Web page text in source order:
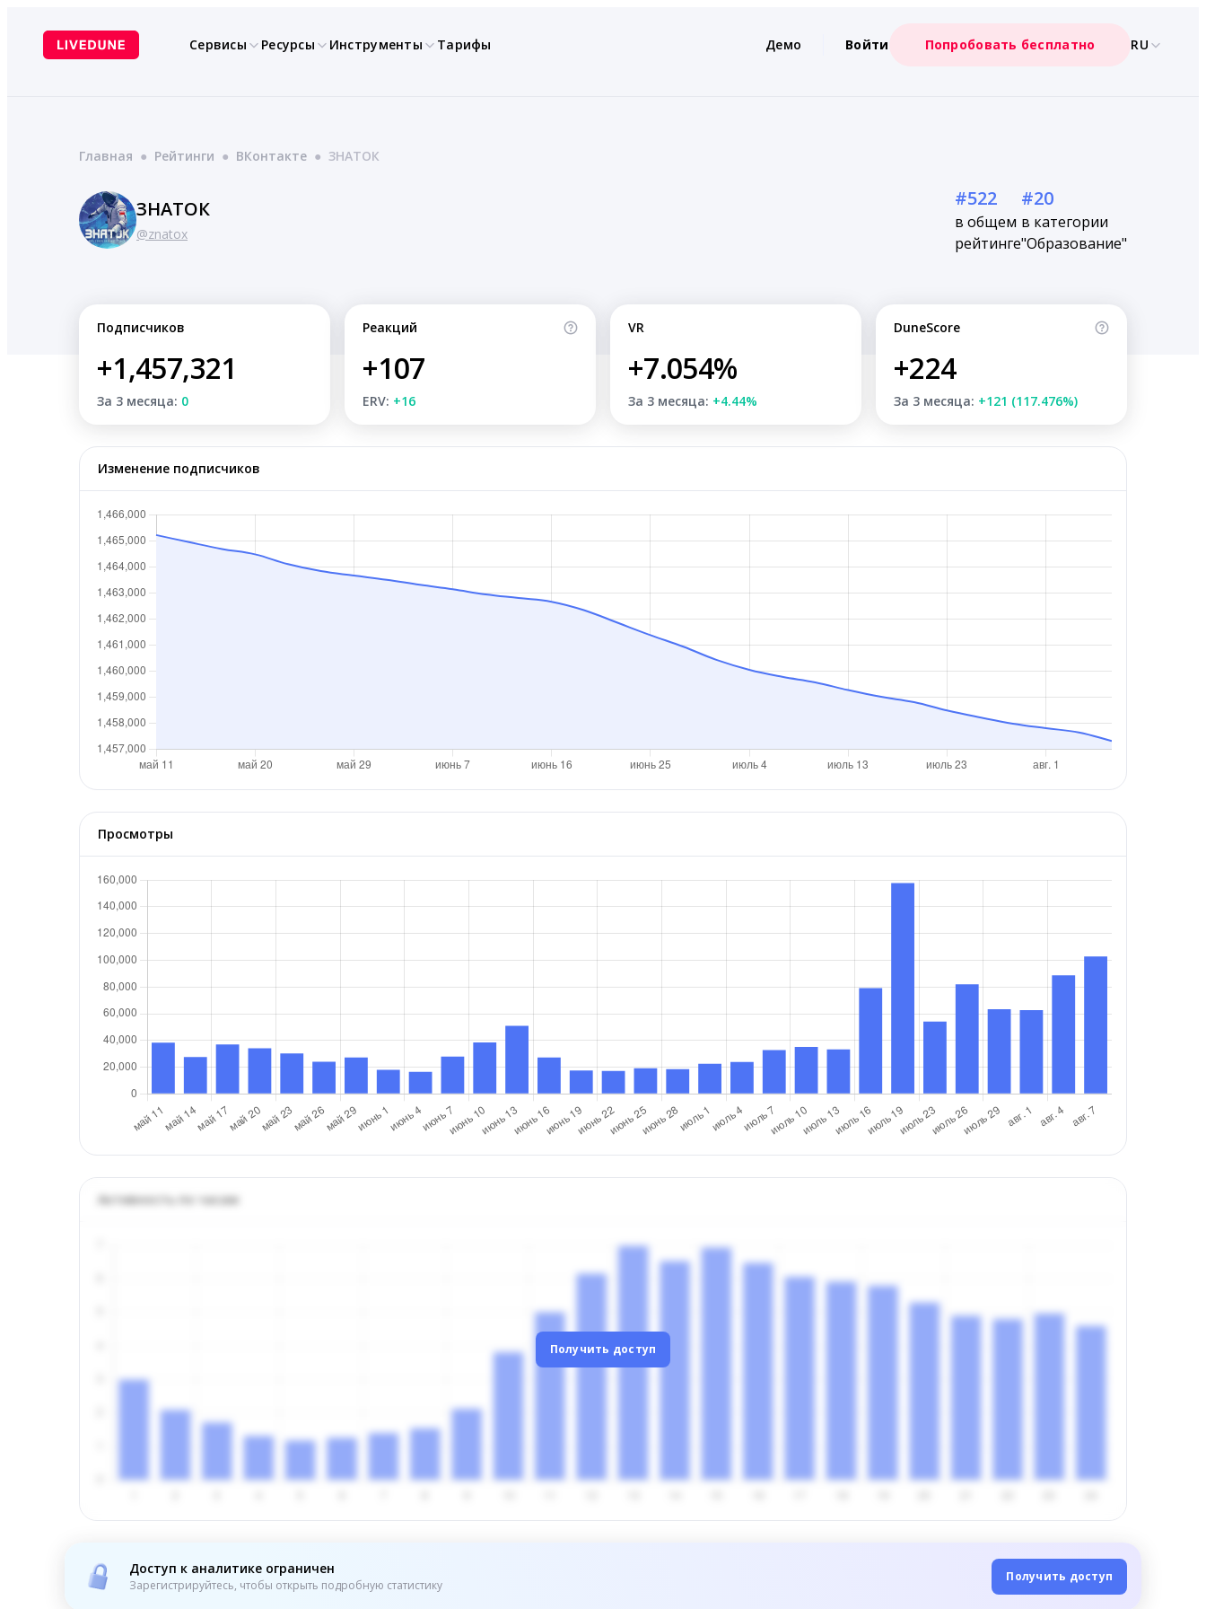
содержимому
Сервисы Ресурсы Инструменты Тарифы Демо Войти Попробовать бесплатно RU
Главная ● Рейтинги ● ВКонтакте ● ЗНАТОК
ЗНАТОК
@znatox
#522
в общем
рейтинге
#20
в категории
"Образование"
Подписчиков
+1,457,321
За 3 месяца: 0
Реакций
+107
ERV: +16
VR
+7.054%
За 3 месяца: +4.44%
DuneScore
+224
За 3 месяца: +121 (117.476%)
Изменение подписчиков
Просмотры
Активность по часам
Получить доступ
Доступ к аналитике ограничен
Зарегистрируйтесь, чтобы открыть подробную статистику
Получить доступ